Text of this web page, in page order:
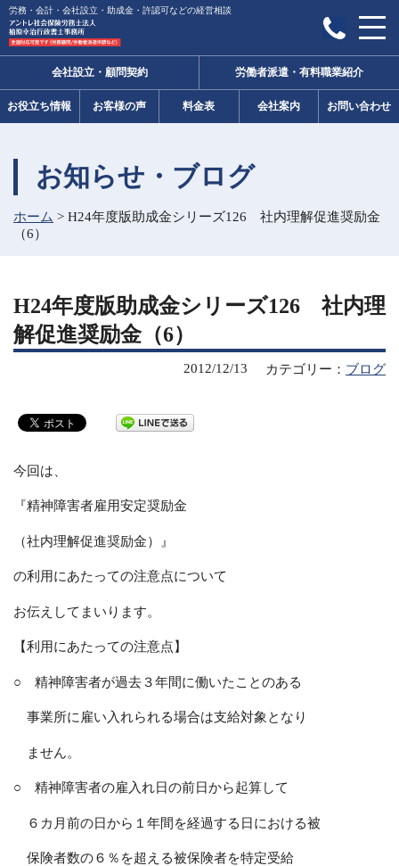
労務・会計・会社設立・助成金・許認可などの経営相談
会社設立・顧問契約 労働者派遣・有料職業紹介
お役立ち情報 お客様の声 料金表 会社案内 お問い合わせ
お知らせ・ブログ
ホーム > H24年度版助成金シリーズ126 社内理解促進奨励金
（6）
H24年度版助成金シリーズ126 社内理
解促進奨励金（6）
カテゴリー： ブログ
2012/12/13
今回は、
『精神障害者雇用安定奨励金
（社内理解促進奨励金）』
の利用にあたっての注意点について
お伝えしてまいります。
【利用にあたっての注意点】
○ 精神障害者が過去３年間に働いたことのある
事業所に雇い入れられる場合は支給対象となり
ません。
○ 精神障害者の雇入れ日の前日から起算して
６カ月前の日から１年間を経過する日における被
保険者数の６％を超える被保険者を特定受給